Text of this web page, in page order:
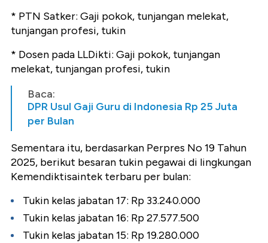
* PTN Satker: Gaji pokok, tunjangan melekat,
tunjangan profesi, tukin
* Dosen pada LLDikti: Gaji pokok, tunjangan
melekat, tunjangan profesi, tukin
Baca:
DPR Usul Gaji Guru di Indonesia Rp 25 Juta
per Bulan
Sementara itu, berdasarkan Perpres No 19 Tahun
2025, berikut besaran tukin pegawai di lingkungan
Kemendiktisaintek terbaru per bulan:
Tukin kelas jabatan 17: Rp 33.240.000
Tukin kelas jabatan 16: Rp 27.577.500
Tukin kelas jabatan 15: Rp 19.280.000